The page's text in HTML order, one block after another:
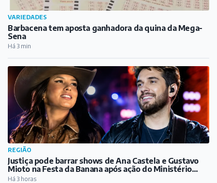
VARIEDADES
Barbacena tem aposta ganhadora da quina da Mega-
Sena
Há 3 min
REGIÃO
Justiça pode barrar shows de Ana Castela e Gustavo
Mioto na Festa da Banana após ação do Ministério
Público
Há 3 horas